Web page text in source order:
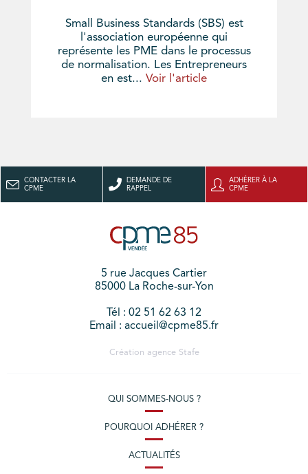
Small Business Standards (SBS) est
l'association européenne qui
représente les PME dans le processus
de normalisation. Les Entrepreneurs
en est... Voir l'article
CONTACTER LA
CPME
DEMANDE DE
RAPPEL
ADHÉRER À LA
CPME
5 rue Jacques Cartier
85000 La Roche-sur-Yon
Tél : 02 51 62 63 12
Email : accueil@cpme85.fr
Création agence Stafe
QUI SOMMES-NOUS ?
POURQUOI ADHÉRER ?
ACTUALITÉS